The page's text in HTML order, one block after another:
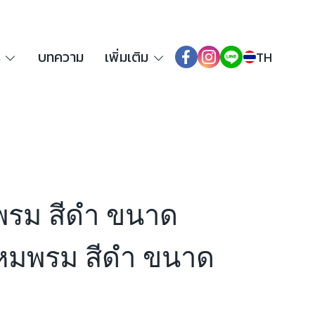
บทความ เพิ่มเติม TH
ม สีดำ ขนาด
มพรม สีดำ ขนาด